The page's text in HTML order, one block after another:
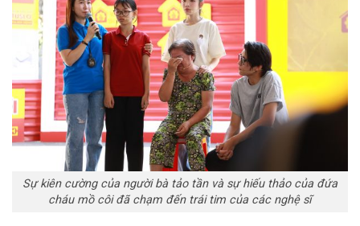
Sự kiên cường của người bà tảo tần và sự hiếu thảo của đứa
cháu mồ côi đã chạm đến trái tim của các nghệ sĩ